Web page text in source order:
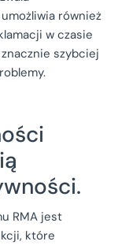
również
w czasie
szybciej
RMA jest
które